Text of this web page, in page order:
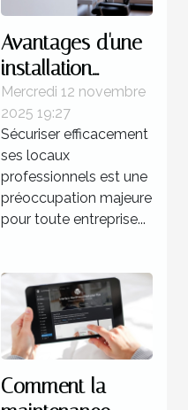
Avantages d'une
installation
d'alarme sans fil
pour les espaces
professionnels
Mercredi 12 novembre
2025 19:27
Sécuriser efficacement
ses locaux
professionnels est une
préoccupation majeure
pour toute entreprise...
Comment la